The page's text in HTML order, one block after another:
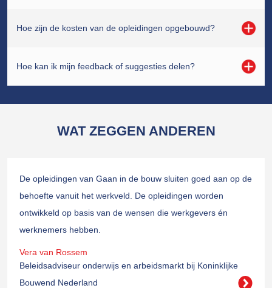
Hoe zijn de kosten van de opleidingen opgebouwd?
Hoe kan ik mijn feedback of suggesties delen?
WAT ZEGGEN ANDEREN
De opleidingen van Gaan in de bouw sluiten goed aan op de
behoefte vanuit het werkveld. De opleidingen worden
ontwikkeld op basis van de wensen die werkgevers én
werknemers hebben.
Vera van Rossem
Beleidsadviseur onderwijs en arbeidsmarkt bij Koninklijke
Bouwend Nederland